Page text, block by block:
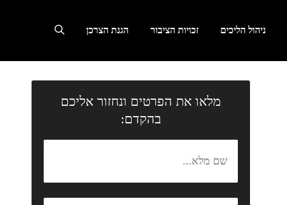
ניהול הליכים זכויות הציבור הגנת הצרכן
מלאו את הפרטים ונחזור אליכם
בהקדם: